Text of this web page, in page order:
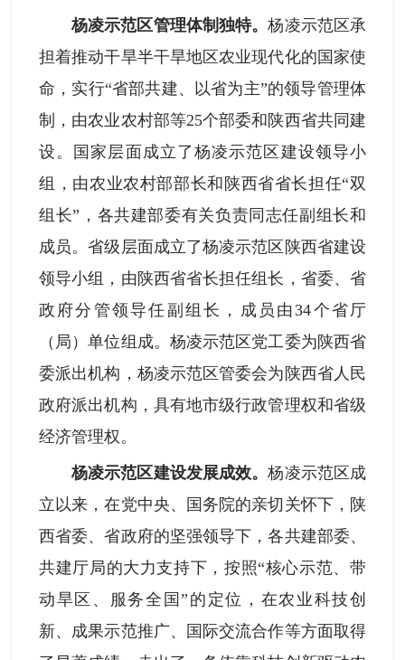
杨凌示范区管理体制独特。杨凌示范区承
担着推动干旱半干旱地区农业现代化的国家使
命，实行“省部共建、以省为主”的领导管理体
制，由农业农村部等25个部委和陕西省共同建
设。国家层面成立了杨凌示范区建设领导小
组，由农业农村部部长和陕西省省长担任“双
组长”，各共建部委有关负责同志任副组长和
成员。省级层面成立了杨凌示范区陕西省建设
领导小组，由陕西省省长担任组长，省委、省
政府分管领导任副组长，成员由34个省厅
（局）单位组成。杨凌示范区党工委为陕西省
委派出机构，杨凌示范区管委会为陕西省人民
政府派出机构，具有地市级行政管理权和省级
经济管理权。
杨凌示范区建设发展成效。杨凌示范区成
立以来，在党中央、国务院的亲切关怀下，陕
西省委、省政府的坚强领导下，各共建部委、
共建厅局的大力支持下，按照“核心示范、带
动旱区、服务全国”的定位，在农业科技创
新、成果示范推广、国际交流合作等方面取得